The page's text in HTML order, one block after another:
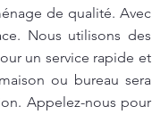
de qualité. Avec
Nous utilisons des
un service rapide et
ou bureau sera
Appelez-nous pour